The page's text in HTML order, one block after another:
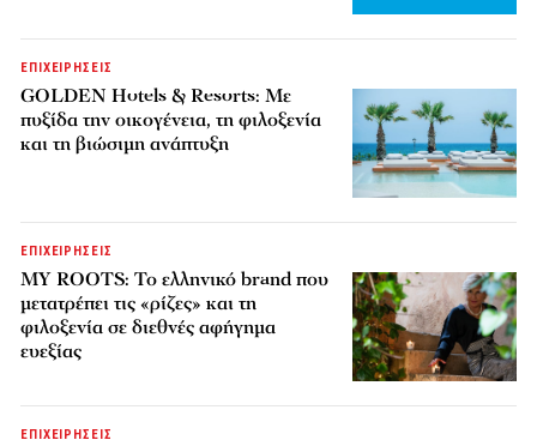
ΕΠΙΧΕΙΡΗΣΕΙΣ
GOLDEN Hotels & Resorts: Με
πυξίδα την οικογένεια, τη φιλοξενία
και τη βιώσιμη ανάπτυξη
ΕΠΙΧΕΙΡΗΣΕΙΣ
MY ROOTS: Το ελληνικό brand που
μετατρέπει τις «ρίζες» και τη
φιλοξενία σε διεθνές αφήγημα
ευεξίας
ΕΠΙΧΕΙΡΗΣΕΙΣ